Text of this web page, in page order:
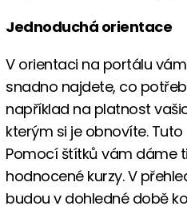
Jednoduchá orientace
V orientaci na portálu
snadno najdete, co
například na platnost
kterým si je obnovíte.
Pomocí štítků vám dáme
hodnocené kurzy. V
budou v dohledné době